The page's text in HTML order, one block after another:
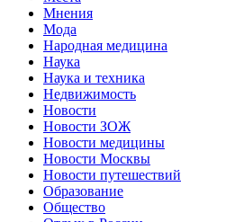
Мнения
Мода
Народная медицина
Наука
Наука и техника
Недвижимость
Новости
Новости ЗОЖ
Новости медицины
Новости Москвы
Новости путешествий
Образование
Общество